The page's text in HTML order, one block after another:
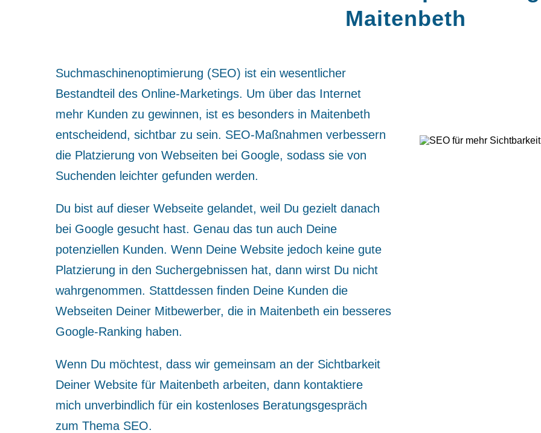
Maitenbeth
Suchmaschinenoptimierung (SEO) ist ein wesentlicher
Bestandteil des Online-Marketings. Um über das Internet
mehr Kunden zu gewinnen, ist es besonders in Maitenbeth
entscheidend, sichtbar zu sein. SEO-Maßnahmen verbessern
die Platzierung von Webseiten bei Google, sodass sie von
Suchenden leichter gefunden werden.
Du bist auf dieser Webseite gelandet, weil Du gezielt danach
bei Google gesucht hast. Genau das tun auch Deine
potenziellen Kunden. Wenn Deine Website jedoch keine gute
Platzierung in den Suchergebnissen hat, dann wirst Du nicht
wahrgenommen. Stattdessen finden Deine Kunden die
Webseiten Deiner Mitbewerber, die in Maitenbeth ein besseres
Google-Ranking haben.
Wenn Du möchtest, dass wir gemeinsam an der Sichtbarkeit
Deiner Website für Maitenbeth arbeiten, dann kontaktiere
mich unverbindlich für ein kostenloses Beratungsgespräch
zum Thema SEO.